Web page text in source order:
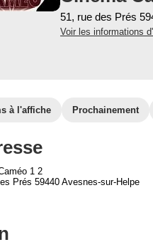
51, rue des Prés
Voir les informations
à l'affiche Prochainement
1 2
Prés 59440 Avesnes-sur-Helpe